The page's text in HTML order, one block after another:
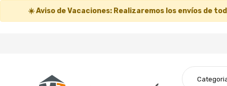
☀️Aviso de Vacaciones:Realizaremos los envíos de